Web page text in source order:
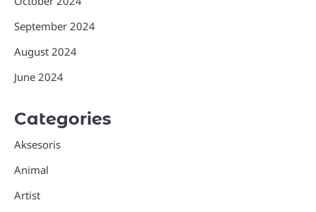
September 2024
August 2024
June 2024
Categories
Aksesoris
Animal
Artist